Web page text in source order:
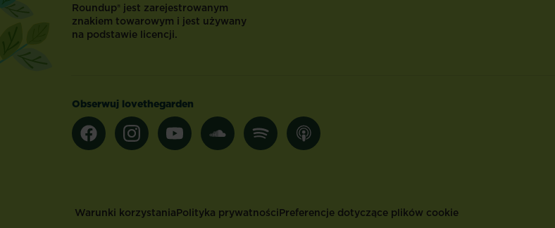
Roundup® jest zarejestrowanym
znakiem towarowym i jest używany
na podstawie licencji.
Obserwuj lovethegarden
Footer
Warunki korzystaniaPolityka prywatnościPreferencje dotyczące plików cookie